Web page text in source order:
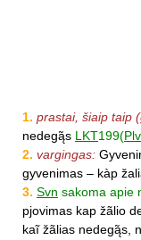
1. prastai, šiaip taip
nedegą̃s LKT199(Plv
2. vargingas:
gyvenimas – kàp
3. Svn sakoma apie
pjovimas kap žãlio
kaĩ žãlias nedegą̃s,